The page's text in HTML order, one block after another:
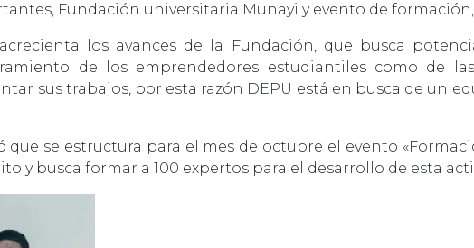
Fundación universitaria Munayi y evento de
los avances de la Fundación, que busca
de los emprendedores estudiantiles como de
sus trabajos, por esta razón DEPU está en busca de un
que se estructura para el mes de octubre el evento
y busca formar a 100 expertos para el desarrollo de esta